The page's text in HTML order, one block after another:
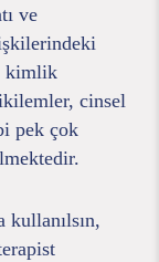
ve
kimlik
cinsel
pek çok
kullanılsın,